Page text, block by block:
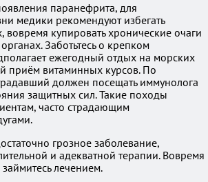
паранефрита, для
медики рекомендуют избегать
вовремя купировать хронические очаги
Заботьтесь о крепком
ежегодный отдых на морских
приём витаминных курсов. По
должен посещать иммунолога
защитных сил. Такие походы
часто страдающим
грозное заболевание,
и адекватной терапии. Вовремя
лечением.